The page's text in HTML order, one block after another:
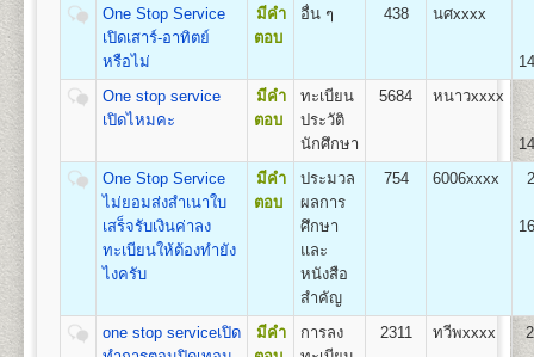
(สื่อสารมวลชน) Bachelor of Arts (Mass
Communication) B.A. (Mass Communication)
เปิดสอน1
เปิดสอนระดับปริญญาตรี
หลักสูตร 4 ปี จำนวน 132
หน่วยกิต
ชื่อปริญญาศิลปศาสตรบัณฑิต(การพัฒนาทรัพยากร
มนุษย์) ศ.ศ.บ.(การพัฒนาทรัพยากรมนุษย์) Bachelor of
Arts (Human Resourse Development) B.A. (Human
เปิดสอน
1 สาขาวิชา
คือ สาขาวิชาพัฒนาทรัพยากร
มนุษย์
อัตราค่าธรรมเนียมการศึกษา ค่าลง
ทะเบียนเรียนและค่าบำรุงการศึกษา
1. ค่าลงทะเบียนเรียนเป็นรายหน่วยกิตๆ ละ
3. ค่าธรรมเนียมแรกเข้าศึกษา
4. ค่าขึ้นทะเบียนผู้เข้าศึกษา
5. ค่าสมาชิกหนังสือพิมพ์ข่าวรามคำแหง
6. ค่าบำรุงมหาวิทยาลัย ภาคปกติ
ค่าบำรุงมหาวิทยาลัย ภาคฤดูร้อน
7. ค่าใบรับรองผลการศึกษา ชุดละ
One Stop Service
เปิดเสาร์-อาทิตย์
หรือไม่
มีคำ
ตอบ
อื่น ๆ 438 นศxxxx
One stop service
เปิดไหมคะ
มีคำ
ตอบ
ทะเบียน
ประวัติ
นักศึกษา
5684 หนาวxxxx
One Stop Service
ไม่ยอมส่งสำเนาใบ
เสร็จรับเงินค่าลง
ทะเบียนให้ต้องทำยัง
ไงครับ
มีคำ
ตอบ
ประมวล
ผลการ
ศึกษา
และ
หนังสือ
สำคัญ
754 6006xxxx
one stop serviceเปิด
มีคำ
การลง
2311 ทวีพxxxx